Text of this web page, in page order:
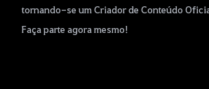
tornando-se um Criador de Conteúdo
Faça parte agora mesmo!